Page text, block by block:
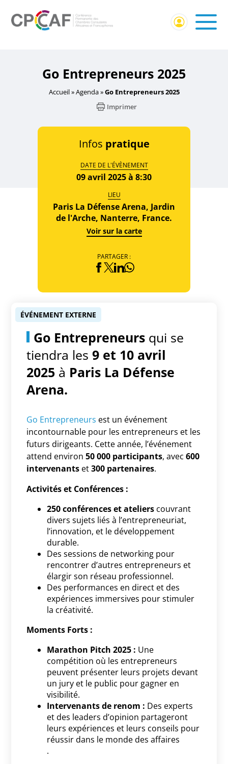
Go Entrepreneurs 2025
Accueil»Agenda»Go Entrepreneurs 2025
Imprimer
Infos pratique
DATE DE L'ÉVÈNEMENT
09 avril 2025 à 8:30
LIEU
Paris La Défense Arena, Jardin
de l'Arche, Nanterre, France.
Voir sur la carte
PARTAGER :
Go Entrepreneurs qui se
tiendra les9 et 10 avril
2025 à Paris La Défense
Arena.
Go Entrepreneurs est un événement
incontournable pour les entrepreneurs et les
futurs dirigeants. Cette année, l’événement
attend environ50 000 participants, avec600
intervenants et300 partenaires.
Activités et Conférences :
250 conférences et ateliers couvrant
divers sujets liés à l’entrepreneuriat,
l’innovation, et le développement
durable.
Des sessions de networking pour
rencontrer d’autres entrepreneurs et
élargir son réseau professionnel.
Des performances en direct et des
expériences immersives pour stimuler
la créativité.
Moments Forts :
Marathon Pitch 2025 : Une
compétition où les entrepreneurs
peuvent présenter leurs projets devant
un jury et le public pour gagner en
visibilité.
Intervenants de renom : Des experts
et des leaders d’opinion partageront
leurs expériences et leurs conseils pour
réussir dans le monde des affaires
.
ÉVÉNEMENT EXTERNE